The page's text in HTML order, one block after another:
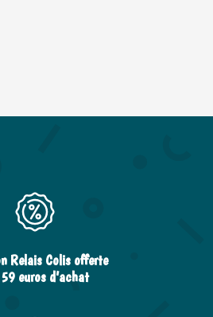
Relais Colis offerte
euros d’achat